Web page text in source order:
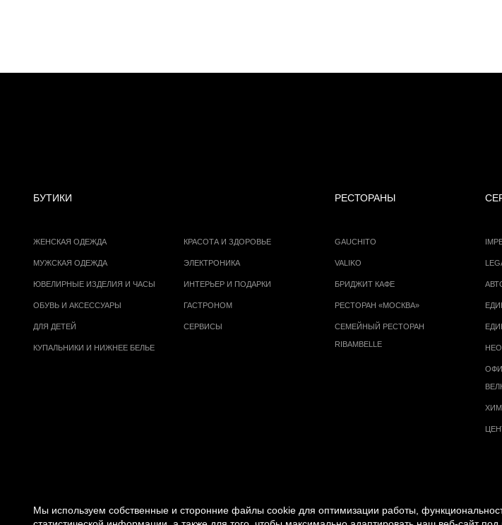
БУТИКИ
ЖЕНСКАЯ ОДЕЖДА
МУЖСКАЯ ОДЕЖДА
ЮВЕЛИРНЫЕ ИЗДЕЛИЯ И ЧАСЫ
ОБУВЬ И АКСЕССУАРЫ
ДЛЯ ДЕТЕЙ
КУПАЛЬНИКИ И НИЖНЕЕ БЕЛЬЕ
КРАСОТА И ЗДОРОВЬЕ
ЭЛЕКТРОНИКА
ИНТЕРЬЕР И ПОДАРКИ
ГАСТРОНОМ
СЕРВИСЫ
РЕСТОРАНЫ
GAUCHITO
VALIKO
БРИДЖИТ КАФЕ
РЕСТОРАН «МОСКВА»
СЕМЕЙНЫЙ РЕСТОРАН
RIBAMBELLE
Мы используем собственные и сторонние файлы cookie для оптимизации работы,